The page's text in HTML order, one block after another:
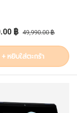
นลด฿ ราคาปกติ
49,990.00 ฿
+ หยิบใส่ตะกร้า